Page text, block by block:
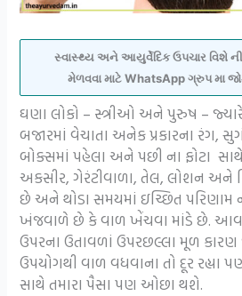
સ્વાસ્થ્ય અને આયુર્વેદિક ઉપચાર વિશે ની
મેળવવા માટે WhatsApp ગ્રુપ મા
ઘણા લોકો – સ્ત્રીઓ અને પુરુષ –
બજારમાં વેચાતા અનેક પ્રકારના રંગ,
બોક્સમાં પહેલા અને પછી ના ફોટા
અકસીર, ગેરંટીવાળા, તેલ, લોશન અને
છે અને થોડા સમયમાં ઇચ્છિત પરિણામ
ખંજવાળે છે કે વાળ ખેંચવા માંડે છે. આવા
ઉપરના ઉતાવળાં ઉપરછલ્લા મૂળ કારણ
ઉપયોગથી વાળ વધવાના તો દૂર
સાથે તમારા પૈસા પણ ઓછા થશે.